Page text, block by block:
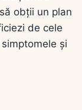
obții un plan
de cele
și